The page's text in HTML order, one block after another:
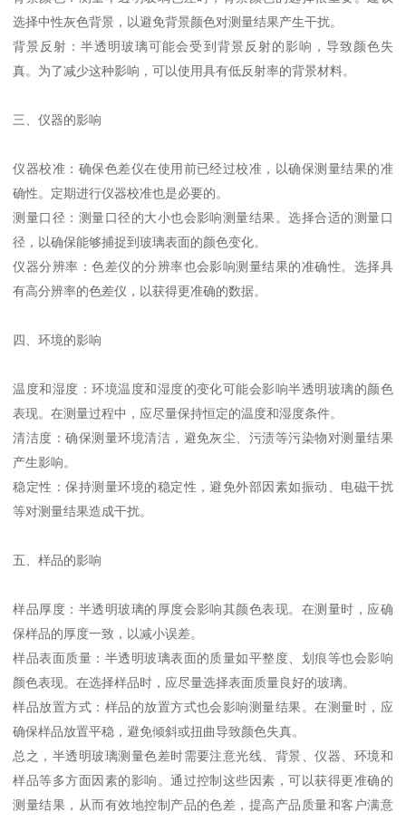
选择中性灰色背景，以避免背景颜色对测量结果产生干扰。
背景反射：半透明玻璃可能会受到背景反射的影响，导致颜色失
真。为了减少这种影响，可以使用具有低反射率的背景材料。
三、仪器的影响
仪器校准：确保色差仪在使用前已经过校准，以确保测量结果的准
确性。定期进行仪器校准也是必要的。
测量口径：测量口径的大小也会影响测量结果。选择合适的测量口
径，以确保能够捕捉到玻璃表面的颜色变化。
仪器分辨率：色差仪的分辨率也会影响测量结果的准确性。选择具
有高分辨率的色差仪，以获得更准确的数据。
四、环境的影响
温度和湿度：环境温度和湿度的变化可能会影响半透明玻璃的颜色
表现。在测量过程中，应尽量保持恒定的温度和湿度条件。
清洁度：确保测量环境清洁，避免灰尘、污渍等污染物对测量结果
产生影响。
稳定性：保持测量环境的稳定性，避免外部因素如振动、电磁干扰
等对测量结果造成干扰。
五、样品的影响
样品厚度：半透明玻璃的厚度会影响其颜色表现。在测量时，应确
保样品的厚度一致，以减小误差。
样品表面质量：半透明玻璃表面的质量如平整度、划痕等也会影响
颜色表现。在选择样品时，应尽量选择表面质量良好的玻璃。
样品放置方式：样品的放置方式也会影响测量结果。在测量时，应
确保样品放置平稳，避免倾斜或扭曲导致颜色失真。
总之，半透明玻璃测量色差时需要注意光线、背景、仪器、环境和
样品等多方面因素的影响。通过控制这些因素，可以获得更准确的
测量结果，从而有效地控制产品的色差，提高产品质量和客户满意